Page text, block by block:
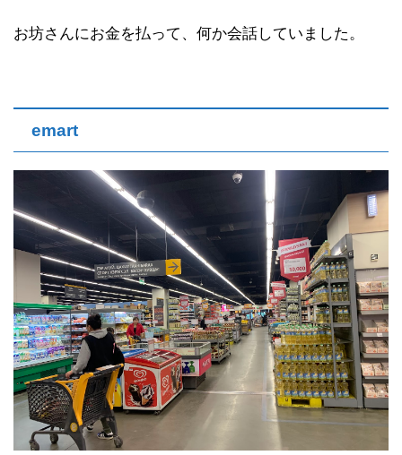
お坊さんにお金を払って、何か会話していました。
emart